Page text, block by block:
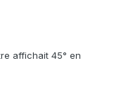
affichait 45° en